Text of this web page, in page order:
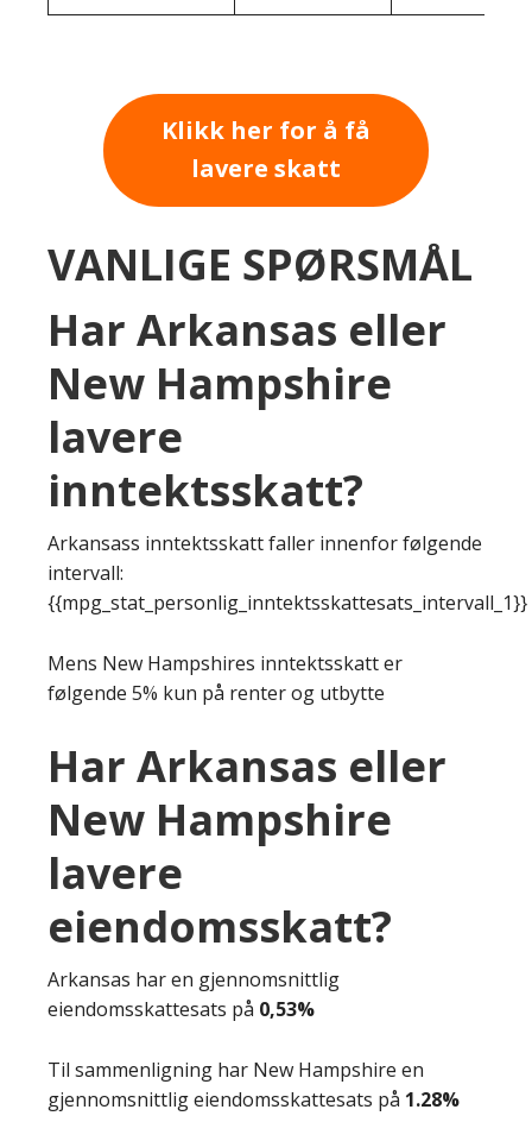
Klikk her for å få
lavere skatt
VANLIGE SPØRSMÅL
Har Arkansas eller
New Hampshire
lavere
inntektsskatt?
Arkansass inntektsskatt faller innenfor følgende
intervall:
{{mpg_stat_personlig_inntektsskattesats_intervall_1}}
Mens New Hampshires inntektsskatt er
følgende 5% kun på renter og utbytte
Har Arkansas eller
New Hampshire
lavere
eiendomsskatt?
Arkansas har en gjennomsnittlig
eiendomsskattesats på 0,53%
Til sammenligning har New Hampshire en
gjennomsnittlig eiendomsskattesats på 1.28%